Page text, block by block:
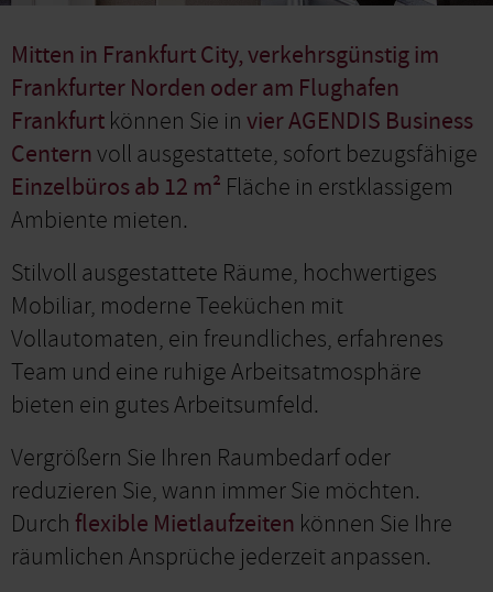
Mitten in Frankfurt City, verkehrsgünstig im
Frankfurter Norden oder am Flughafen
Frankfurt können Sie in vier AGENDIS Business
Centern voll ausgestattete, sofort bezugsfähige
Einzelbüros ab 12 m² Fläche in erstklassigem
Ambiente mieten.
Stilvoll ausgestattete Räume, hochwertiges
Mobiliar, moderne Teeküchen mit
Vollautomaten, ein freundliches, erfahrenes
Team und eine ruhige Arbeitsatmosphäre
bieten ein gutes Arbeitsumfeld.
Vergrößern Sie Ihren Raumbedarf oder
reduzieren Sie, wann immer Sie möchten.
Durch flexible Mietlaufzeiten können Sie Ihre
räumlichen Ansprüche jederzeit anpassen.